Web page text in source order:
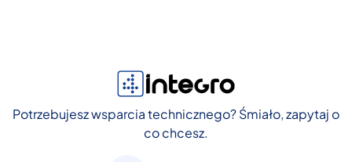
Potrzebujesz wsparcia technicznego? Śmiało, zapytaj o
co chcesz.